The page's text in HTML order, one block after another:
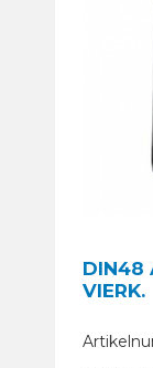
DIN48
VIERK.